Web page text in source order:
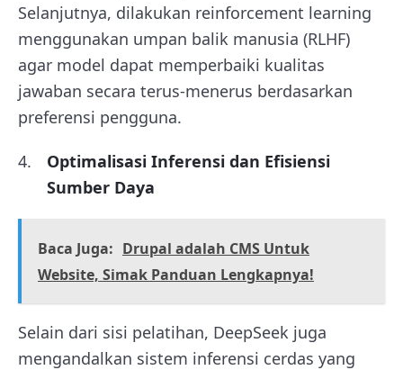
Selanjutnya, dilakukan reinforcement learning
menggunakan umpan balik manusia (RLHF)
agar model dapat memperbaiki kualitas
jawaban secara terus-menerus berdasarkan
preferensi pengguna.
Optimalisasi Inferensi dan Efisiensi
Sumber Daya
Baca Juga: Drupal adalah CMS Untuk
Website, Simak Panduan Lengkapnya!
Selain dari sisi pelatihan, DeepSeek juga
mengandalkan sistem inferensi cerdas yang